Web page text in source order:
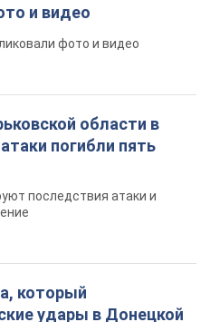
и видео
фото и видео
области в
погибли пять
последствия атаки и
который
удары в Донецкой